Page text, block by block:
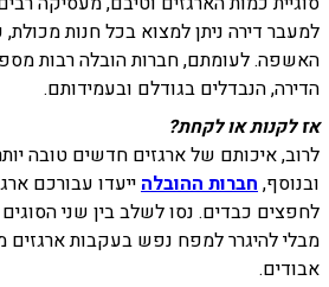
למעבר דירה ניתן למצוא בכל חנות
האשפה. לעומתם, חברות הובלה רבות
הדירה, הנבדלים בגודלם ובעמידותם.
אז לקנות או לקחת?
לרוב, איכותם של ארגזים חדשים טובה
ובנוסף,חברות ההובלהייעדו עבורכם
לחפצים כבדים. נסו לשלב בין שני
מבלי להיגרר למפח נפש בעקבות ארגזים
אבודים.